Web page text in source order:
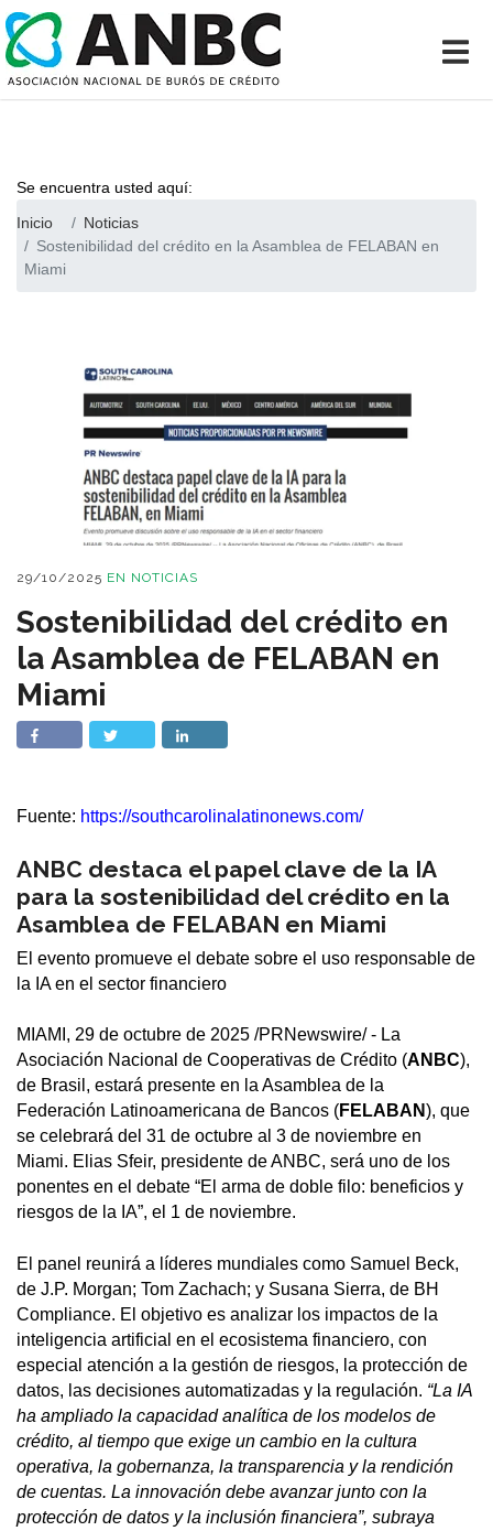
Se encuentra usted aquí:
Inicio
Noticias
Sostenibilidad del crédito en la Asamblea de FELABAN en
Miami
29/10/2025 EN NOTICIAS
Sostenibilidad del crédito en
la Asamblea de FELABAN en
Miami
Fuente: https://southcarolinalatinonews.com/
ANBC destaca el papel clave de la IA
para la sostenibilidad del crédito en la
Asamblea de FELABAN en Miami
El evento promueve el debate sobre el uso responsable de
la IA en el sector financiero
MIAMI, 29 de octubre de 2025 /PRNewswire/ - La
Asociación Nacional de Cooperativas de Crédito (ANBC),
de Brasil, estará presente en la Asamblea de la
Federación Latinoamericana de Bancos (FELABAN), que
se celebrará del 31 de octubre al 3 de noviembre en
Miami. Elias Sfeir, presidente de ANBC, será uno de los
ponentes en el debate “El arma de doble filo: beneficios y
riesgos de la IA”, el 1 de noviembre.
El panel reunirá a líderes mundiales como Samuel Beck,
de J.P. Morgan; Tom Zachach; y Susana Sierra, de BH
Compliance. El objetivo es analizar los impactos de la
inteligencia artificial en el ecosistema financiero, con
especial atención a la gestión de riesgos, la protección de
datos, las decisiones automatizadas y la regulación. “La IA
ha ampliado la capacidad analítica de los modelos de
crédito, al tiempo que exige un cambio en la cultura
operativa, la gobernanza, la transparencia y la rendición
de cuentas. La innovación debe avanzar junto con la
protección de datos y la inclusión financiera”, subraya